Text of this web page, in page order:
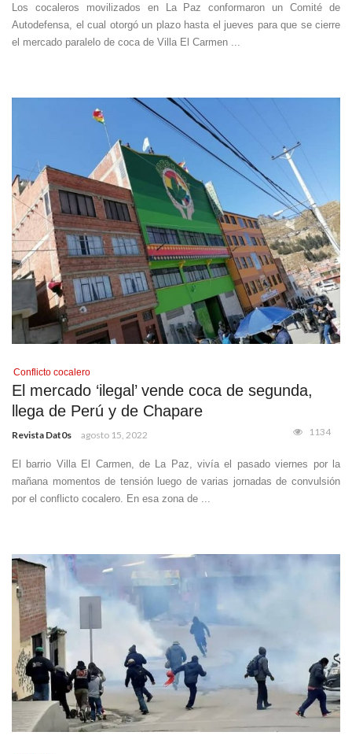
Los cocaleros movilizados en La Paz conformaron un Comité de
Autodefensa, el cual otorgó un plazo hasta el jueves para que se cierre
el mercado paralelo de coca de Villa El Carmen ...
Conflicto cocalero
El mercado ‘ilegal’ vende coca de segunda,
llega de Perú y de Chapare
Revista Dat0s agosto 15, 2022 1134
El barrio Villa El Carmen, de La Paz, vivía el pasado viernes por la
mañana momentos de tensión luego de varias jornadas de convulsión
por el conflicto cocalero. En esa zona de ...